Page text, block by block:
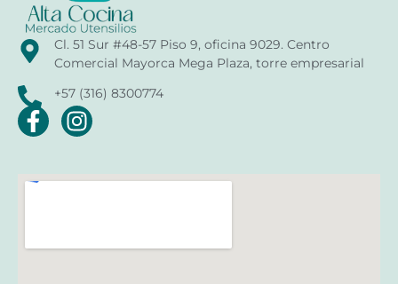
Cl. 51 Sur #48-57 Piso 9, oficina 9029. Centro
Comercial Mayorca Mega Plaza, torre empresarial
+57 (316) 8300774